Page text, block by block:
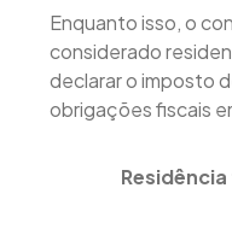
Enquanto isso, o
considerado
declarar o imposto
obrigações fiscais